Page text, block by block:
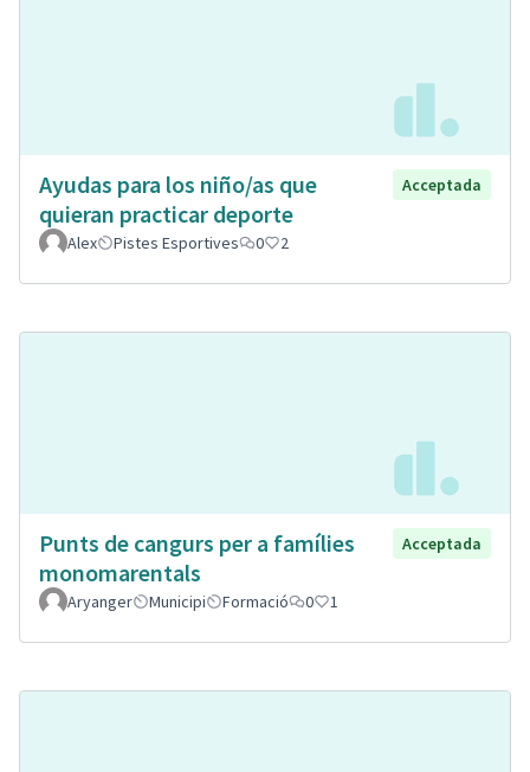
Ayudas para los niño/as que
quieran practicar deporte
Acceptada
Alex Pistes Esportives 0 2
Punts de cangurs per a famílies
monomarentals
Acceptada
Aryanger Municipi Formació 0 1